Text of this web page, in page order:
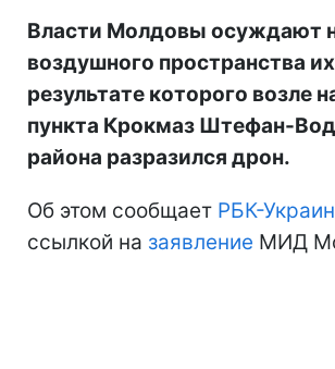
Власти Молдовы осуждают
воздушного пространства
результате которого возле
пункта Крокмаз Штефан-
района разразился дрон.
Об этом сообщает РБК-
ссылкой на заявление МИД